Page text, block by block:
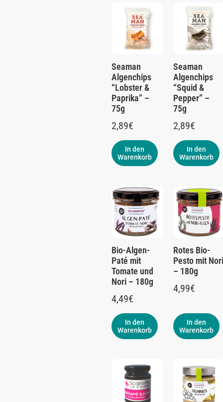
Seaman
Algenchips
“Lobster &
Paprika” –
75g
2,89€
In den
Warenkorb
Seaman
Algenchips
“Squid &
Pepper” –
75g
2,89€
In den
Warenkorb
Bio-Algen-
Paté mit
Tomate und
Nori – 180g
4,49€
In den
Warenkorb
Rotes Bio-
Pesto mit Nori
– 180g
4,99€
In den
Warenkorb